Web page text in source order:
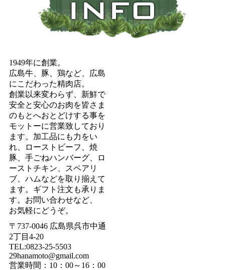
1949年に創業。
広島牛、豚、鶏など、広島
にこだわった精肉店。
創業以来変わらず、新鮮で
安全と安心のお肉を皆さま
のもとへおとどけする事を
モットーに営業致しており
ます。加工品にも力をい
れ、ローストビーフ、焼
豚、手ごねハンバーグ、ロ
ーストチキン、スペアリ
ブ、ハムなどを取り揃えて
ます。ギフト注文も承りま
す。お問い合わせなど、
お気軽にどうぞ。
〒737-0046 広島県呉市中通
2丁目4-20
TEL:0823-25-5503
29hanamoto@gmail.com
営業時間：10：00～16：00